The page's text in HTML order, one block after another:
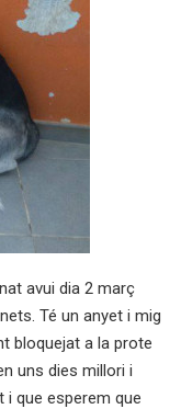
avui dia 2 març
Té un anyet i mig
bloquejat a la prote
uns dies millori i
que esperem que